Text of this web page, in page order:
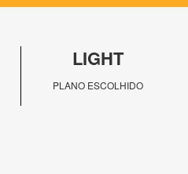
LIGHT
PLANO ESCOLHIDO